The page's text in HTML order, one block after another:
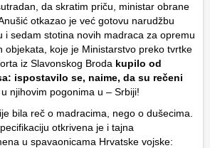
da skratim priču, ministar obrane
otkazao je već gotovu narudžbu
i sedam stotina novih madraca za opremu
objekata, koje je Ministarstvo preko tvrtke
iz Slavonskog Broda kupilo od
ispostavilo se, naime, da su rečeni
njihovim pogonima u – Srbiji!
bila reč o madracima, nego o dušecima.
otkrivena je i tajna
u spavaonicama Hrvatske vojske: